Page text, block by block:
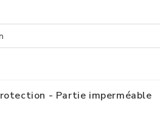
- Partie imperméable